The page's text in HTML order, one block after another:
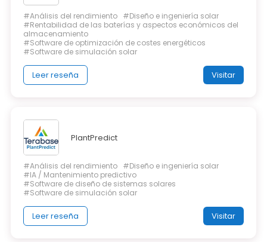
#Análisis del rendimiento #Diseño e ingeniería solar
#Rentabilidad de las baterías y aspectos económicos del
almacenamiento
#Software de optimización de costes energéticos
#Software de simulación solar
Leer reseña Visitar
PlantPredict
#Análisis del rendimiento #Diseño e ingeniería solar
#IA / Mantenimiento predictivo
#Software de diseño de sistemas solares
#Software de simulación solar
Leer reseña Visitar